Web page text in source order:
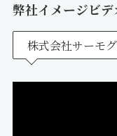
弊社イメージビデ
株式会社サーモ